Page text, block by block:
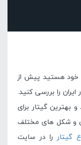
خود هستید پیش از
را بررسی کنید.
بهترین گیتار برای
و شکل های مختلف
گیتار را در سایت